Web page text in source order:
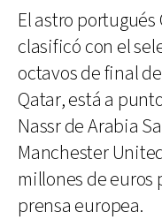
El astro
clasificó con el
octavos de final
Qatar, está a
Nassr de Arabia
Manchester
millones de euros
prensa europea.